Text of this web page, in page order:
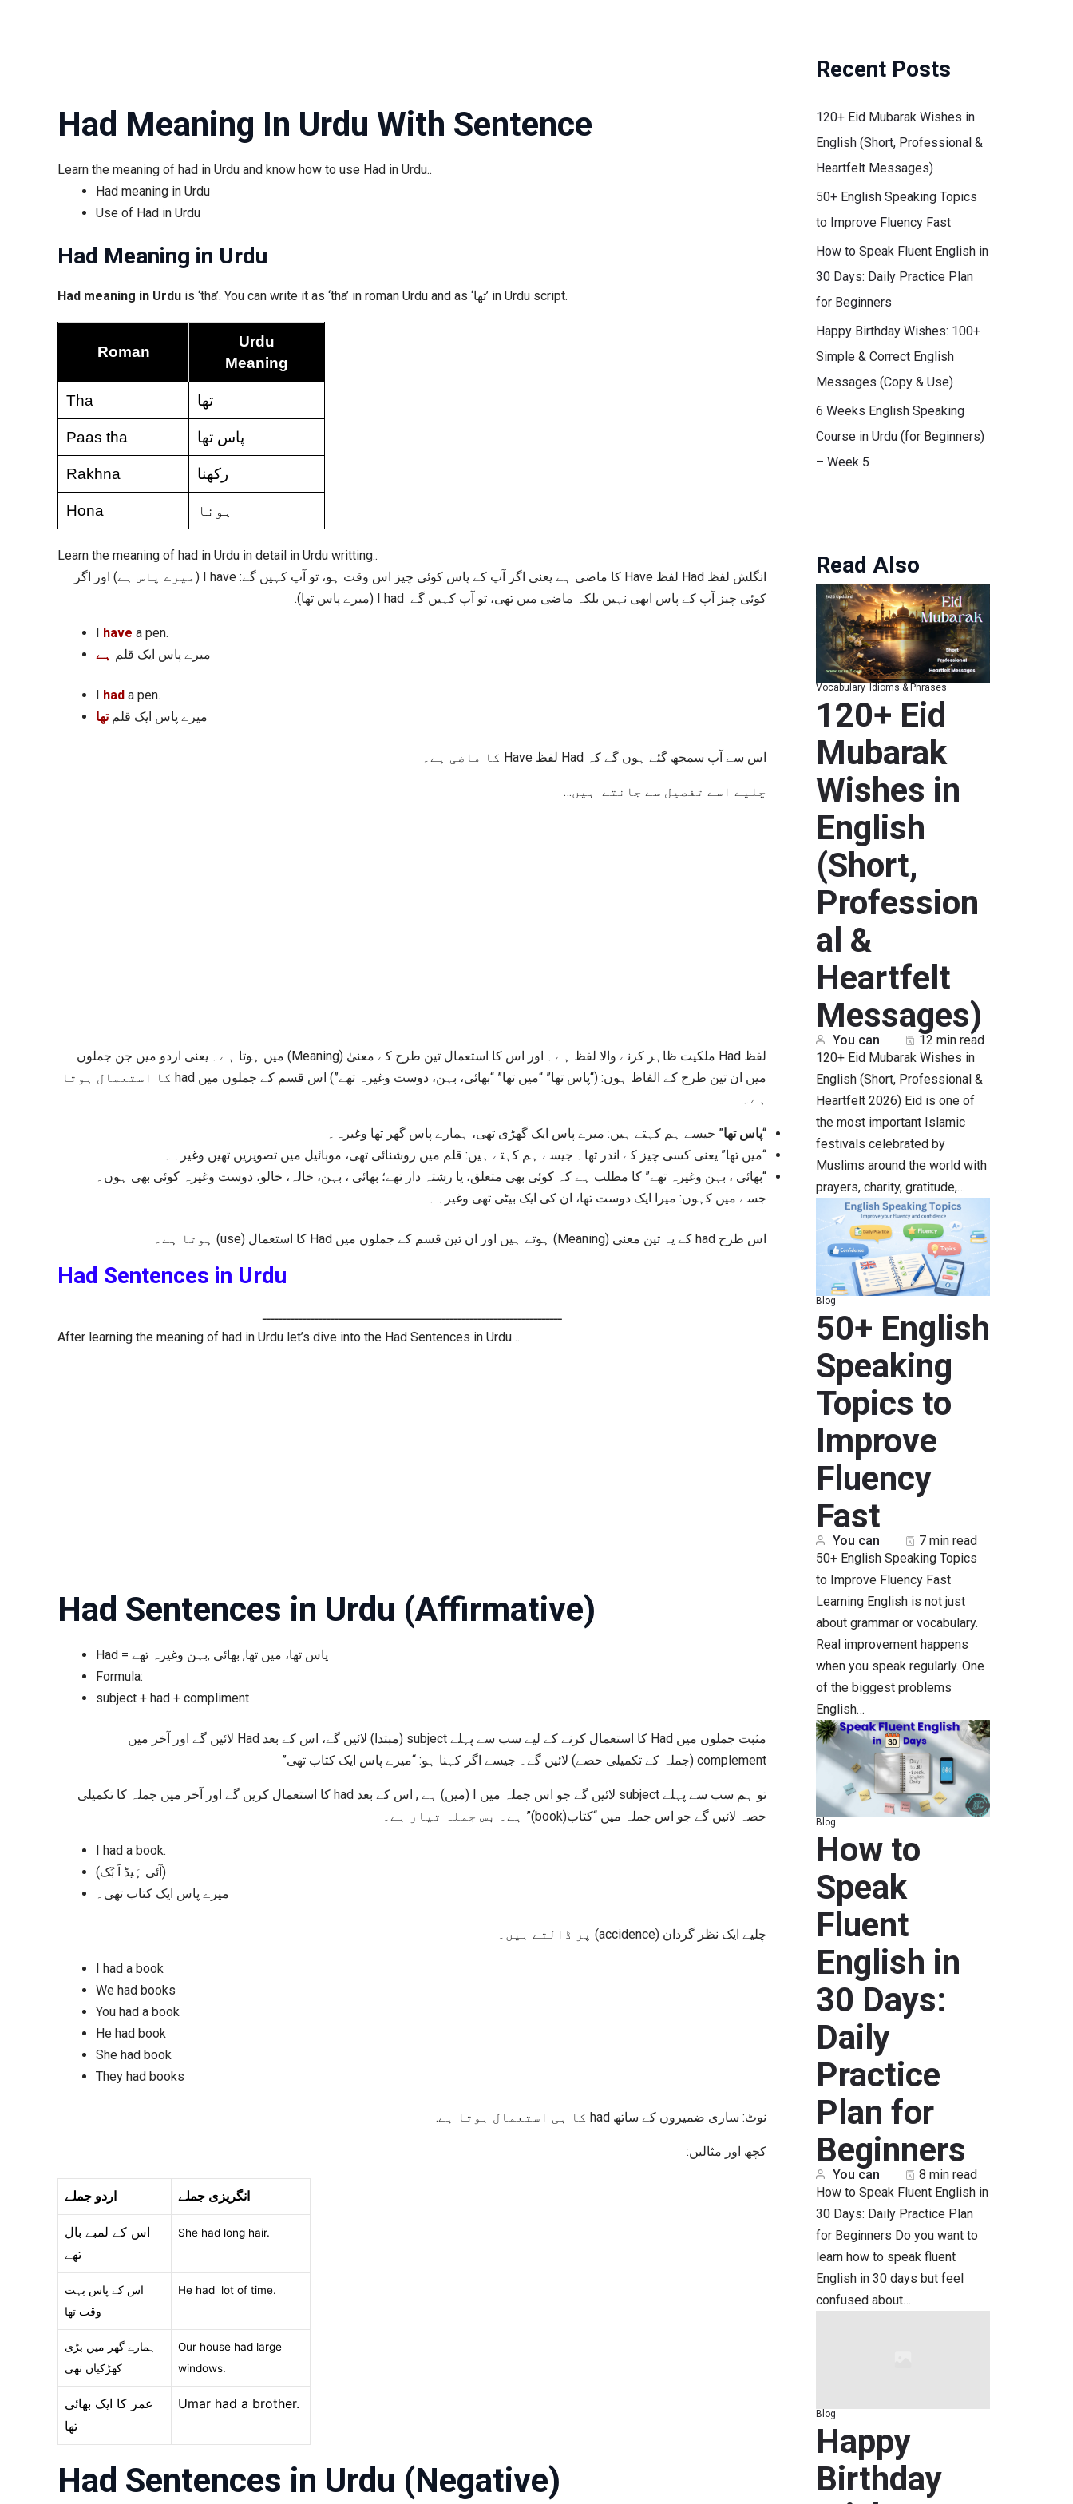
Had Meaning In Urdu With Sentence
Learn the meaning of had in Urdu and know how to use Had in Urdu..
Had meaning in Urdu
Use of Had in Urdu
Had Meaning in Urdu
Had meaning in Urdu is ‘tha’. You can write it as ‘tha’ in roman Urdu and as ‘تھا’ in Urdu script.
Roman
Urdu
Meaning
Tha تھا
Paas tha پاس تھا
Rakhna رکھنا
Hona ہونا
Learn the meaning of had in Urdu in detail in Urdu writting..
انگلش لفظ Had لفظ Have کا ماضی ہے یعنی اگر آپ کے پاس کوئی چیز اس وقت ہو، تو آپ کہیں گے: I have (میرے پاس ہے) اور اگر
کوئی چیز آپ کے پاس ابھی نہیں بلکہ ماضی میں تھی، تو آپ کہیں گے I had (میرے پاس تھا).
I have a pen.
میرے پاس ایک قلم ہے
I had a pen.
میرے پاس ایک قلمتھا
اس سے آپ سمجھ گئے ہوں گے کہ Had لفظ Have کا ماضی ہے۔
چلیے اسے تفصیل سے جانتے ہیں…
لفظ Had ملکیت ظاہر کرنے والا لفظ ہے۔ اور اس کا استعمال تین طرح کے معنیٰ (Meaning) میں ہوتا ہے۔ یعنی اردو میں جن جملوں
میں ان تین طرح کے الفاظ ہوں: (“پاس تھا” “میں تھا” “بھائی، بہن، دوست وغیرہ تھے”) اس قسم کے جملوں میں had کا استعمال ہوتا
ہے۔
“پاس تھا” جیسے ہم کہتے ہیں: میرے پاس ایک گھڑی تھی، ہمارے پاس گھر تھا وغیرہ۔
“میں تھا” یعنی کسی چیز کے اندر تھا۔ جیسے ہم کہتے ہیں: قلم میں روشنائی تھی، موبائیل میں تصویریں تھیں وغیرہ۔
“بھائی ، بہن وغیرہ تھے” کا مطلب ہے کہ کوئی بھی متعلق، یا رشتہ دار تھے؛ بھائی ، بہن، خالہ، خالو، دوست وغیرہ کوئی بھی ہوں۔
جسے میں کہوں: میرا ایک دوست تھا، ان کی ایک بیٹی تھی وغیرہ۔
اس طرح had کے یہ تین معنی (Meaning) ہوتے ہیں اور ان تین قسم کے جملوں میں Had کا استعمال (use) ہوتا ہے۔
Had Sentences in Urdu
ـــــــــــــــــــــــــــــــــــــــــــــــــــــــــــــــــــــــــــ
After learning the meaning of had in Urdu let’s dive into the Had Sentences in Urdu…
Had Sentences in Urdu (Affirmative)
Had = پاس تھا، میں تھا, بھائی ,بہن وغیرہ تھے
Formula:
subject + had + compliment
مثبت جملوں میں Had کا استعمال کرنے کے لیے سب سے پہلے subject (مبتدا) لائیں گے، اس کے بعد Had لائیں گے اور آخر میں
complement (جملہ کے تکمیلی حصے) لائیں گے۔ جیسے اگر کہنا ہو: “میرے پاس ایک کتاب تھی”
تو ہم سب سے پہلے subject لائیں گے جو اس جملہ میں I (میں) ہے , اس کے بعد had کا استعمال کریں گے اور آخر میں جملہ کا تکمیلی
حصہ لائیں گے جو اس جملہ میں “کتاب(book)” ہے۔ بس جملہ تیار ہے۔
I had a book.
(آئی ہَیڈ اَ بُک)
میرے پاس ایک کتاب تھی۔
چلیے ایک نظر گردان (accidence) پر ڈالتے ہیں۔
I had a book
We had books
You had a book
He had book
She had book
They had books
نوٹ: ساری ضمیروں کے ساتھ had کا ہی استعمال ہوتا ہے.
کچھ اور مثالیں:
اردو جملے انگریزی جملے
اس کے لمبے بال
تھے
She had long hair.
اس کے پاس بہت
وقت تھا
He had lot of time.
ہمارے گھر میں بڑی
کھڑکیاں تھی
Our house had large
windows.
عمر کا ایک بھائی
تھا
Umar had a brother.
Had Sentences in Urdu (Negative)
Recent Posts
120+ Eid Mubarak Wishes in
English (Short, Professional &
Heartfelt Messages)
50+ English Speaking Topics
to Improve Fluency Fast
How to Speak Fluent English in
30 Days: Daily Practice Plan
for Beginners
Happy Birthday Wishes: 100+
Simple & Correct English
Messages (Copy & Use)
6 Weeks English Speaking
Course in Urdu (for Beginners)
– Week 5
Read Also
Vocabulary Idioms & Phrases
120+ Eid
Mubarak
Wishes in
English
(Short,
Profession
al &
Heartfelt
Messages)
You can
12 min read
120+ Eid Mubarak Wishes in
English (Short, Professional &
Heartfelt 2026) Eid is one of
the most important Islamic
festivals celebrated by
Muslims around the world with
prayers, charity, gratitude,…
Blog
50+ English
Speaking
Topics to
Improve
Fluency
Fast
You can
7 min read
50+ English Speaking Topics
to Improve Fluency Fast
Learning English is not just
about grammar or vocabulary.
Real improvement happens
when you speak regularly. One
of the biggest problems
English…
Blog
How to
Speak
Fluent
English in
30 Days:
Daily
Practice
Plan for
Beginners
You can
8 min read
How to Speak Fluent English in
30 Days: Daily Practice Plan
for Beginners Do you want to
learn how to speak fluent
English in 30 days but feel
confused about…
Blog
Happy
Birthday